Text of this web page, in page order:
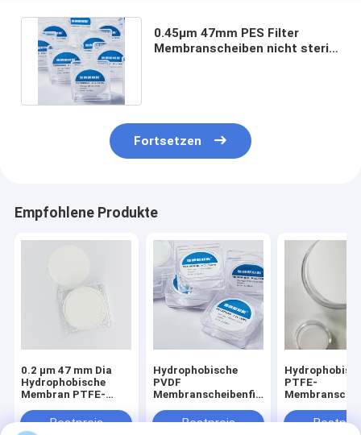
0.45μm 47mm PES Filter
Membranscheiben nicht steril
Fortsetzen
Empfohlene Produkte
0.2 μm 47 mm Dia
Hydrophobische
Membran PTFE-
Lithiumluftbatterie
Bestpreis
Hydrophobische
PVDF
Membranscheibenfilter
HydrophileBestpreis
PTFE-
Saugfiltration